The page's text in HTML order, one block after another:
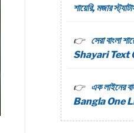
শায়েরি, মজার
সেরা বাংলা
Shayari Text
এক লাইনের
Bangla One